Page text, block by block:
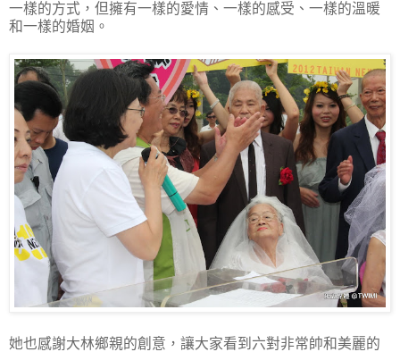
一樣的方式，但擁有一樣的愛情、一樣的感受、一樣的溫暖
和一樣的婚姻。
她也感謝大林鄉親的創意，讓大家看到六對非常帥和美麗的